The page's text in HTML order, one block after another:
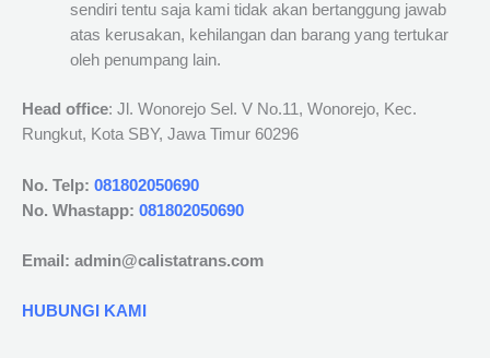
sendiri tentu saja kami tidak akan bertanggung jawab
atas kerusakan, kehilangan dan barang yang tertukar
oleh penumpang lain.
Head office: Jl. Wonorejo Sel. V No.11, Wonorejo, Kec.
Rungkut, Kota SBY, Jawa Timur 60296
No. Telp: 081802050690
No. Whastapp: 081802050690
Email: admin@calistatrans.com
HUBUNGI KAMI